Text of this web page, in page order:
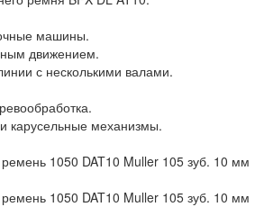
машины.
движением.
с несколькими валами.
карусельные механизмы.
1050 DAT10 Muller 105 зуб. 10 мм
1050 DAT10 Muller 105 зуб. 10 мм